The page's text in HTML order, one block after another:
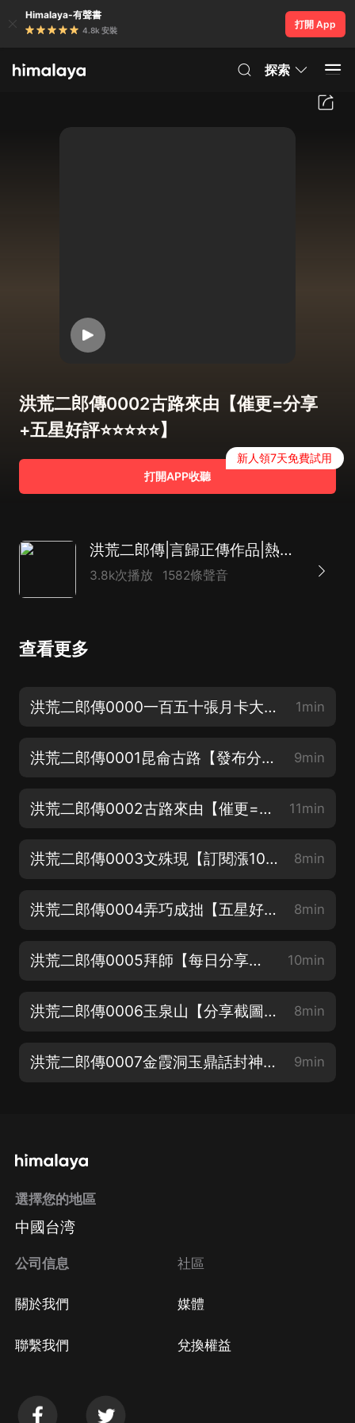
Himalaya-有聲書
4.8k 安裝
打開 App
探索
洪荒二郎傳0002古路來由【催更=分享
+五星好評⭐️⭐️⭐️⭐️⭐️】
打開APP收聽
新人領7天免費試用
洪荒二郎傳|言歸正傳作品|熱血爆笑|嗨揚多人有聲劇
3.8k次播放 1582條聲音
查看更多
洪荒二郎傳0000一百五十張月卡大放送 1min
洪荒二郎傳0001昆侖古路【發布分享+五星好評截圖到第一集，抽月卡！】 9min
洪荒二郎傳0002古路來由【催更=分享+五星好評⭐️⭐️⭐️⭐️⭐️】 11min
洪荒二郎傳0003文殊現【訂閱漲1000，加更1集】 8min
洪荒二郎傳0004弄巧成拙【五星好評漲200，加更1集】 8min
洪荒二郎傳0005拜師【每日分享每漲200，加更1集】 10min
洪荒二郎傳0006玉泉山【分享截圖發到評論區，抽月卡】 8min
洪荒二郎傳0007金霞洞玉鼎話封神【分享、五星好評、訂閱評論，加更送月卡】 9min
選擇您的地區
中國台湾
公司信息
關於我們
聯繫我們
社區
媒體
兌換權益